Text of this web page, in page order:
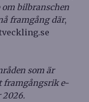
om bilbranschen
framgång där,
som är
framgångsrik e-
2026.